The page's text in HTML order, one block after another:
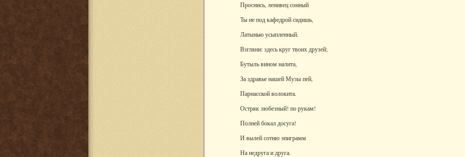
Проснись, ленивец сонный
Ты не под кафедрой сидишь,
Латынью усыпленный.
Взгляни: здесь круг твоих друзей;
Бутыль вином налита,
За здравье нашей Музы пей,
Парнасской волокита.
Остряк любезный! по рукам!
Полней бокал досуга!
И вылей сотню эпиграмм
На недруга и друга.